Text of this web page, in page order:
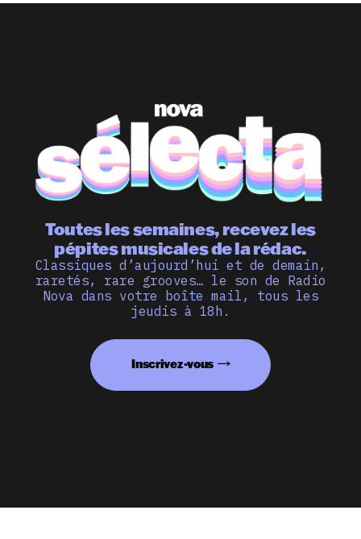
Toutes les semaines, recevez les
pépites musicales de la rédac.
Classiques d’aujourd’hui et de demain,
raretés, rare grooves… le son de Radio
Nova dans votre boîte mail, tous les
jeudis à 18h.
Inscrivez-vous